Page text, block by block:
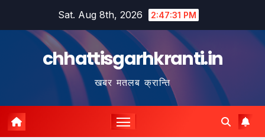
Sat. Aug 8th, 2026 2:47:32 PM
chhattisgarhkranti.in
खबर मतलब क्रान्ति